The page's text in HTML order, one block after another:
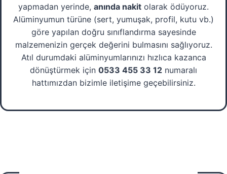
yapmadan yerinde, anında nakit olarak ödüyoruz.
Alüminyumun türüne (sert, yumuşak, profil, kutu vb.)
göre yapılan doğru sınıflandırma sayesinde
malzemenizin gerçek değerini bulmasını sağlıyoruz.
Atıl durumdaki alüminyumlarınızı hızlıca kazanca
dönüştürmek için 0533 455 33 12 numaralı
hattımızdan bizimle iletişime geçebilirsiniz.